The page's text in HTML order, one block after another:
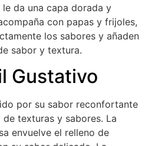
da una capa dorada y
con papas y frijoles,
los sabores y añaden
sabor y textura.
Gustativo
por su sabor reconfortante
texturas y sabores. La
envuelve el relleno de